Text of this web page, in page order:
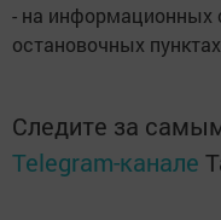
- на информационных
остановочных
Следите за
Telegram-канале